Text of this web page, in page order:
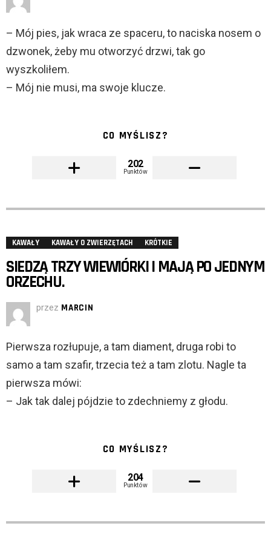
– Mój pies, jak wraca ze spaceru, to naciska nosem o
dzwonek, żeby mu otworzyć drzwi, tak go
wyszkoliłem.
– Mój nie musi, ma swoje klucze.
CO MYŚLISZ?
202
Punktów
KAWAŁY KAWAŁY O ZWIERZĘTACH KRÓTKIE
SIEDZĄ TRZY WIEWIÓRKI I MAJĄ PO JEDNYM
ORZECHU.
przez MARCIN
Pierwsza rozłupuje, a tam diament, druga robi to
samo a tam szafir, trzecia też a tam zlotu. Nagle ta
pierwsza mówi:
– Jak tak dalej pójdzie to zdechniemy z głodu.
CO MYŚLISZ?
204
Punktów